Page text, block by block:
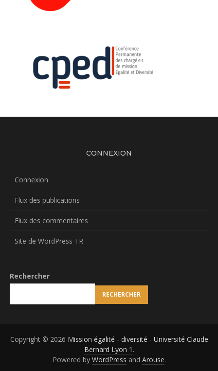
CONNEXION
Connexion
Flux des publications
Flux des commentaires
Site de WordPress-FR
Rechercher
RECHERCHER
Copyright © 2026 Mission égalité - diversité - Université Claude
Bernard Lyon 1 .
Powered by WordPress and Arouse.